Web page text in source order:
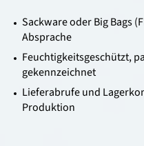
Sackware oder Big Bags
Absprache
Feuchtigkeitsgeschützt,
gekennzeichnet
Lieferabrufe und
Produktion